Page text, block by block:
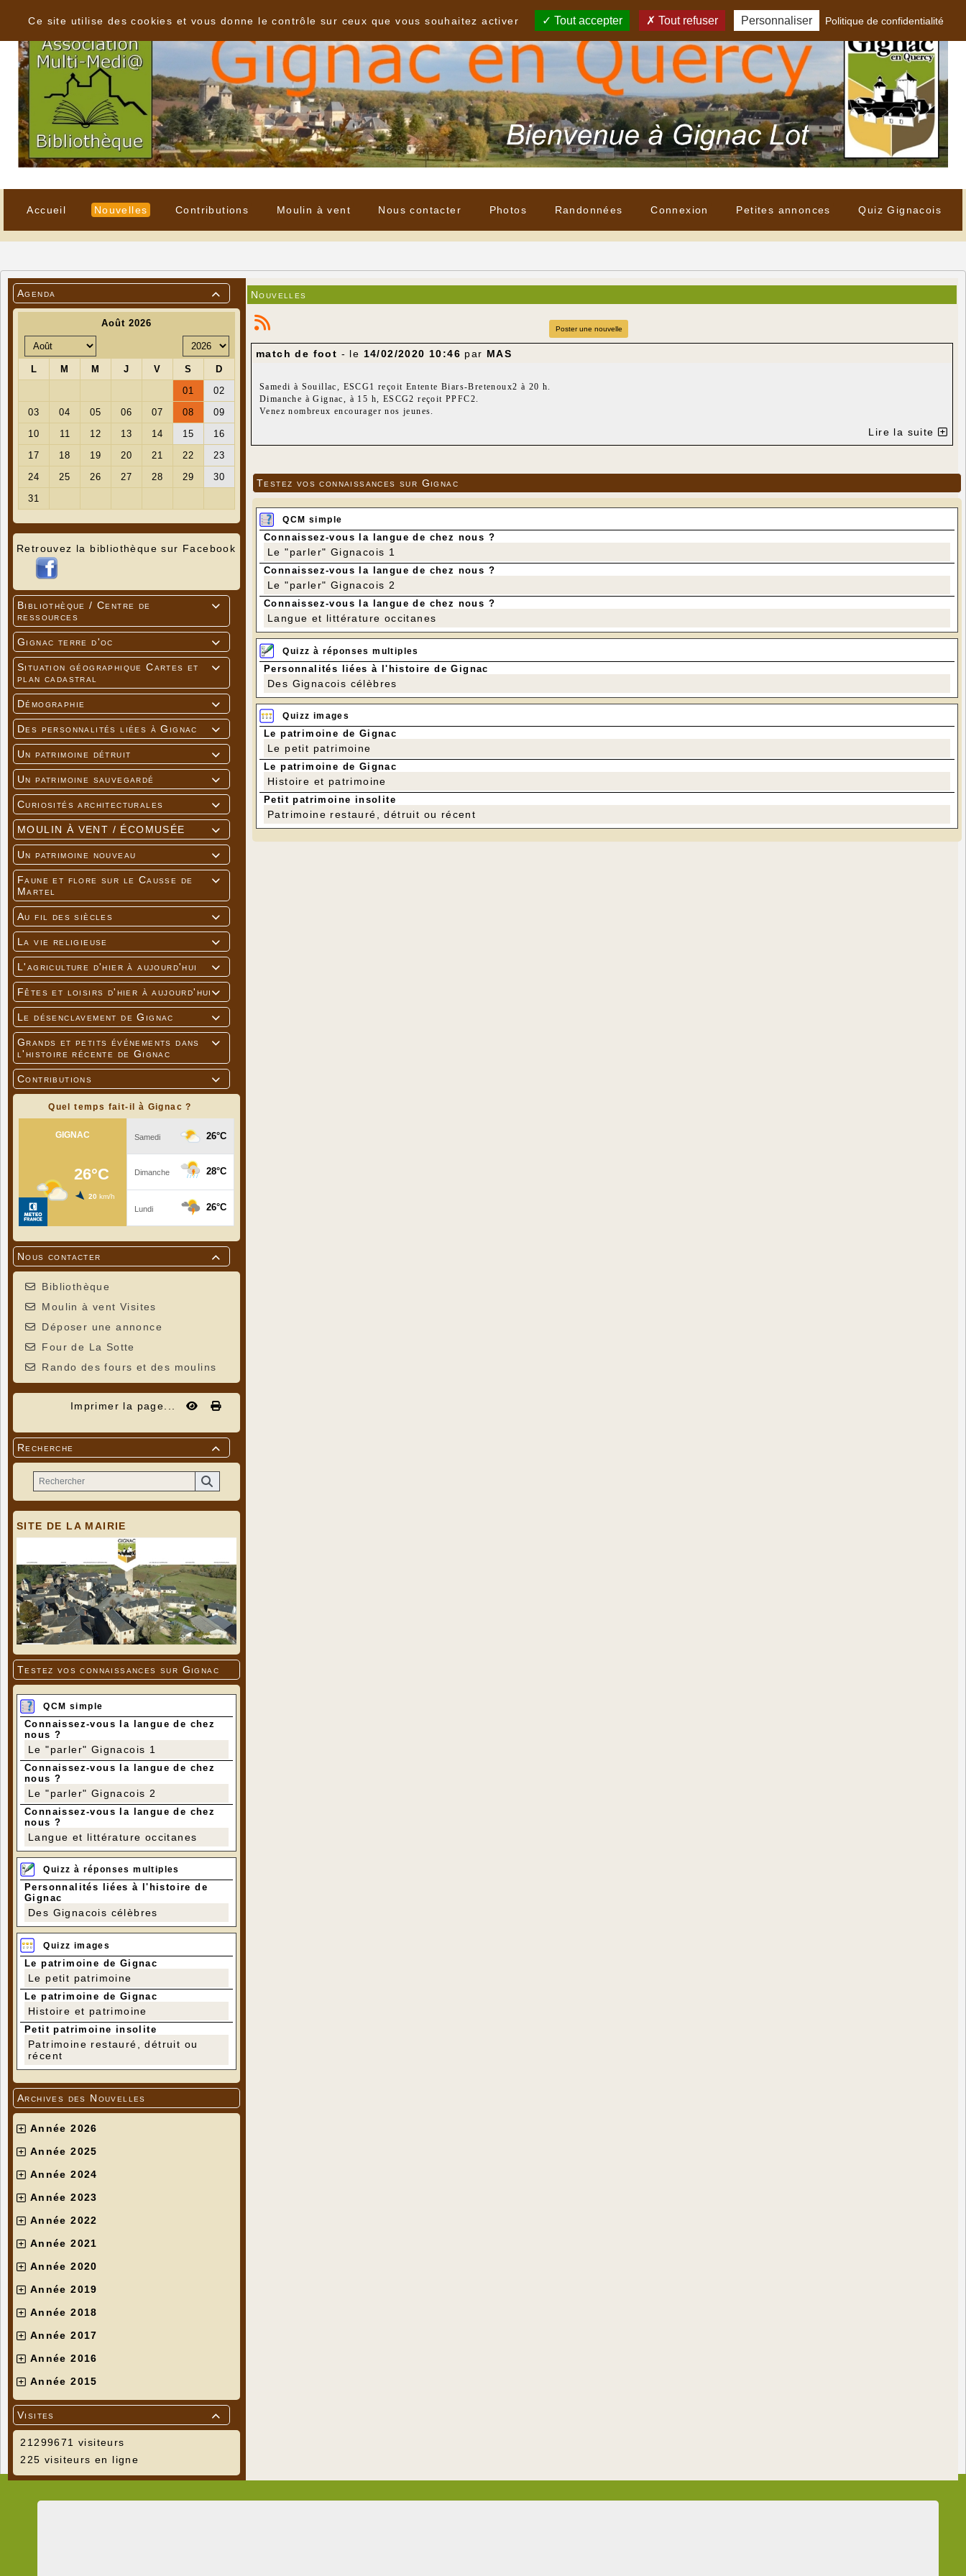
Accueil Nouvelles Contributions Moulin à vent Nous contacter Photos Randonnées Connexion Petites annonces Quiz Gignacois

Agenda
Retrouvez la bibliothèque sur Facebook

Bibliothèque / Centre de
ressources

Gignac terre d'oc

Situation géographique Cartes et
plan cadastral

Démographie

Des personnalités liées à Gignac

Un patrimoine détruit

Un patrimoine sauvegardé

Curiosités architecturales

MOULIN À VENT / ÉCOMUSÉE

Un patrimoine nouveau

Faune et flore sur le Causse de
Martel

Au fil des siècles

La vie religieuse

L'agriculture d'hier à aujourd'hui

Fêtes et loisirs d'hier à aujourd'hui

Le désenclavement de Gignac

Grands et petits événements dans
l'histoire récente de Gignac

Contributions
Quel temps fait-il à Gignac ?

Nous contacter
Bibliothèque
Moulin à vent Visites
Déposer une annonce
Four de La Sotte
Rando des fours et des moulins
Imprimer la page...

Recherche
SITE DE LA MAIRIE
Testez vos connaissances sur Gignac
QCM simple
Connaissez-vous la langue de chez
nous ?
Le "parler" Gignacois 1
Connaissez-vous la langue de chez
nous ?
Le "parler" Gignacois 2
Connaissez-vous la langue de chez
nous ?
Langue et littérature occitanes
Quizz à réponses multiples
Personnalités liées à l'histoire de
Gignac
Des Gignacois célèbres
Quizz images
Le patrimoine de Gignac
Le petit patrimoine
Le patrimoine de Gignac
Histoire et patrimoine
Petit patrimoine insolite
Patrimoine restauré, détruit ou
récent
Archives des Nouvelles
Année 2026
Année 2025
Année 2024
Année 2023
Année 2022
Année 2021
Année 2020
Année 2019
Année 2018
Année 2017
Année 2016
Année 2015

Visites
21299671 visiteurs
225 visiteurs en ligne
Nouvelles
Poster une nouvelle
match de foot - le 14/02/2020 10:46 par MAS
Samedi à Souillac, ESCG1 reçoit Entente Biars-Bretenoux2 à 20 h.
Dimanche à Gignac, à 15 h, ESCG2 reçoit PPFC2.
Venez nombreux encourager nos jeunes.
Lire la suite
Testez vos connaissances sur Gignac
QCM simple
Connaissez-vous la langue de chez nous ?
Le "parler" Gignacois 1
Connaissez-vous la langue de chez nous ?
Le "parler" Gignacois 2
Connaissez-vous la langue de chez nous ?
Langue et littérature occitanes
Quizz à réponses multiples
Personnalités liées à l'histoire de Gignac
Des Gignacois célèbres
Quizz images
Le patrimoine de Gignac
Le petit patrimoine
Le patrimoine de Gignac
Histoire et patrimoine
Petit patrimoine insolite
Patrimoine restauré, détruit ou récent
Ce site utilise des cookies et vous donne le contrôle sur ceux que vous souhaitez activer
Tout accepter Tout refuser Personnaliser Politique de confidentialité